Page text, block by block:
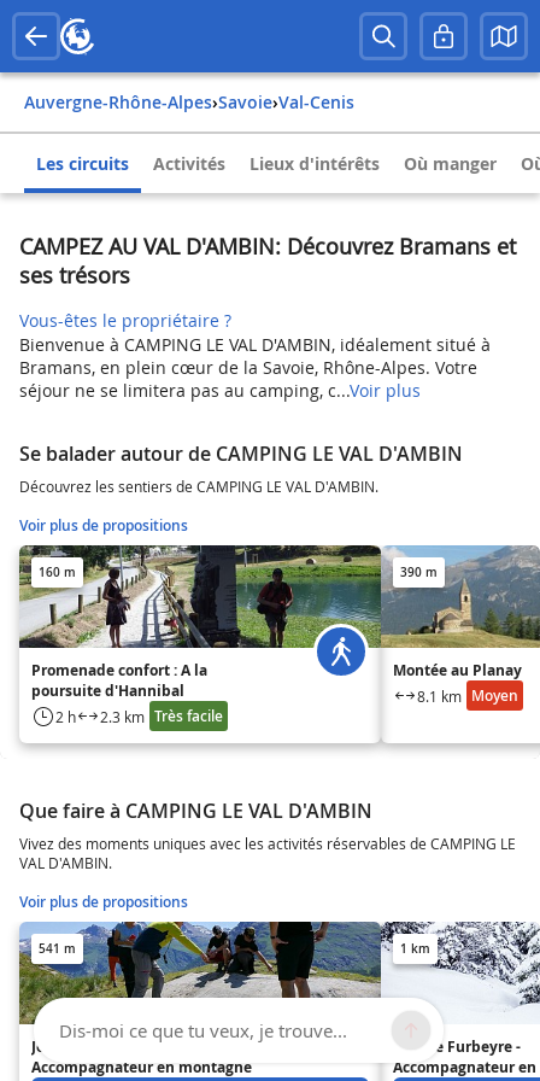
Auvergne-Rhône-Alpes› Savoie› Val-Cenis
Les circuits Activités Lieux d'intérêts Où manger
CAMPEZ AU VAL D'AMBIN: Découvrez Bramans et
ses trésors
Vous-êtes le propriétaire ?
Bienvenue à CAMPING LE VAL D'AMBIN, idéalement situé à
Bramans, en plein cœur de la Savoie, Rhône-Alpes. Votre
séjour ne se limitera pas au camping, c...Voir plus
Se balader autour de CAMPING LE VAL D'AMBIN
Découvrez les sentiers de CAMPING LE VAL D'AMBIN.
Voir plus de propositions
160 m
Promenade confort : A la
poursuite d'Hannibal
2 h 2.3 km Très facile
390 m
Montée au Planay
8.1 km Moyen
Que faire à CAMPING LE VAL D'AMBIN
Vivez des moments uniques avec les activités réservables de CAMPING LE
VAL D'AMBIN.
Voir plus de propositions
541 m
Jean-Yves Ployer -
Accompagnateur en montagne
1 km
Jérôme Furbeyre -
Accompagnateur
Dis-moi ce que tu veux, je trouve...